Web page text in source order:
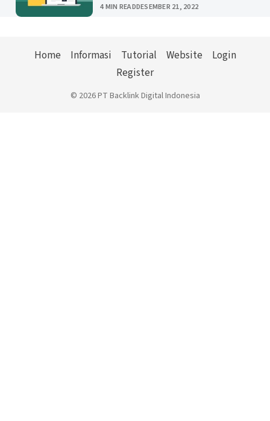
4 MIN READPUBLISHED
DESEMBER 21, 2022
Home Informasi Tutorial Website
Login
Register
© 2026 PT Backlink Digital Indonesia